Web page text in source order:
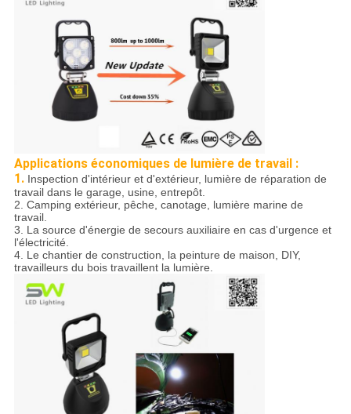
Applications économiques de lumière de travail :
1. Inspection d'intérieur et d'extérieur, lumière de réparation de
travail dans le garage, usine, entrepôt.
2. Camping extérieur, pêche, canotage, lumière marine de
travail.
3. La source d'énergie de secours auxiliaire en cas d'urgence et
l'électricité.
4. Le chantier de construction, la peinture de maison, DIY,
travailleurs du bois travaillent la lumière.